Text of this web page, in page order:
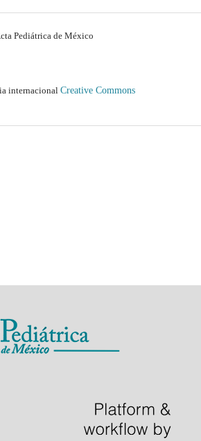
Pediátrica de México
internacional Creative Commons